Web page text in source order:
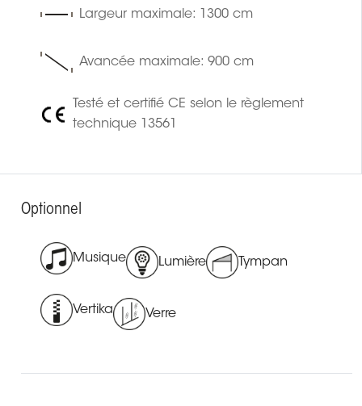
Largeur maximale: 1300 cm
Avancée maximale: 900 cm
Testé et certifié CE selon le règlement
technique 13561
Optionnel
Musique Lumière Tympan
Vertika Verre